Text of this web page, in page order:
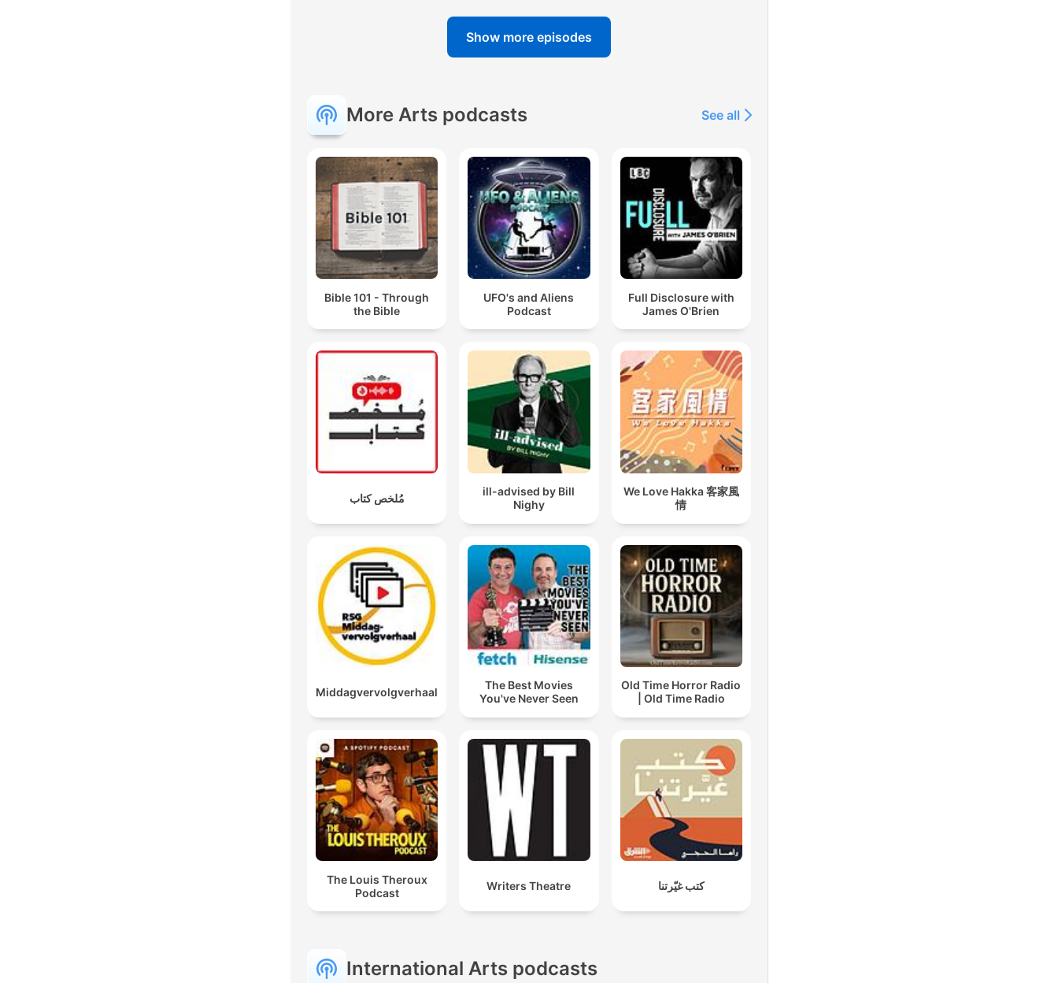
Show more episodes
More Arts podcasts See all
Bible 101 - Through
the Bible
UFO's and Aliens
Podcast
Full Disclosure with
James O'Brien
مُلخص كتاب
ill-advised by Bill
Nighy
We Love Hakka 客家風
情
Middagvervolgverhaal
The Best Movies
You've Never Seen
Old Time Horror Radio
| Old Time Radio
The Louis Theroux
Podcast
Writers Theatre كتب غيّرتنا
International Arts podcasts